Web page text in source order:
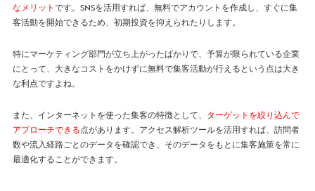
なメリットです。SNSを活用すれば、無料でアカウントを作成し、すぐに集
客活動を開始できるため、初期投資を抑えられたりします。
特にマーケティング部門が立ち上がったばかりで、予算が限られている企業
にとって、大きなコストをかけずに無料で集客活動が行えるという点は大き
な利点ですよね。
また、インターネットを使った集客の特徴として、 ターゲットを絞り込んで
アプローチできる点があります。アクセス解析ツールを活用すれば、訪問者
数や流入経路ごとのデータを確認でき、そのデータをもとに集客施策を常に
最適化することができます。